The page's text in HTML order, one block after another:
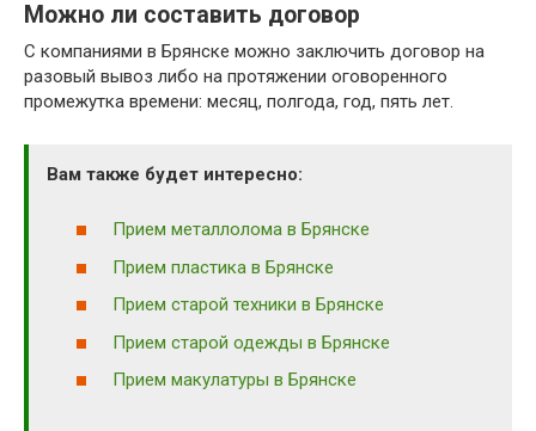
Можно ли составить договор
С компаниями в Брянске можно заключить договор на
разовый вывоз либо на протяжении оговоренного
промежутка времени: месяц, полгода, год, пять лет.
Вам также будет интересно:
Прием металлолома в Брянске
Прием пластика в Брянске
Прием старой техники в Брянске
Прием старой одежды в Брянске
Прием макулатуры в Брянске